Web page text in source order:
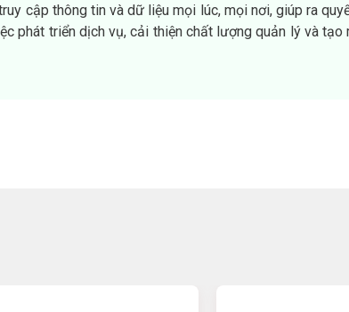
cập thông tin và dữ liệu mọi lúc, mọi nơi, giúp ra
phát triển dịch vụ, cải thiện chất lượng quản lý và